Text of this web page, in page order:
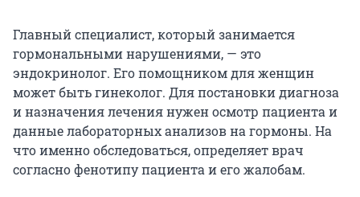
Главный специалист, который занимается
гормональными нарушениями, — это
эндокринолог. Его помощником для женщин
может быть гинеколог. Для постановки диагноза
и назначения лечения нужен осмотр пациента и
данные лабораторных анализов на гормоны. На
что именно обследоваться, определяет врач
согласно фенотипу пациента и его жалобам.